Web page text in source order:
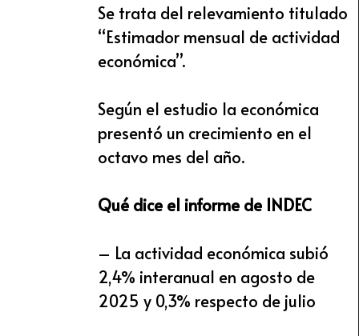
Se trata del relevamiento titulado
“Estimador mensual de actividad
económica”.
Según el estudio la económica
presentó un crecimiento en el
octavo mes del año.
Qué dice el informe de INDEC
– La actividad económica subió
2,4% interanual en agosto de
2025 y 0,3% respecto de julio